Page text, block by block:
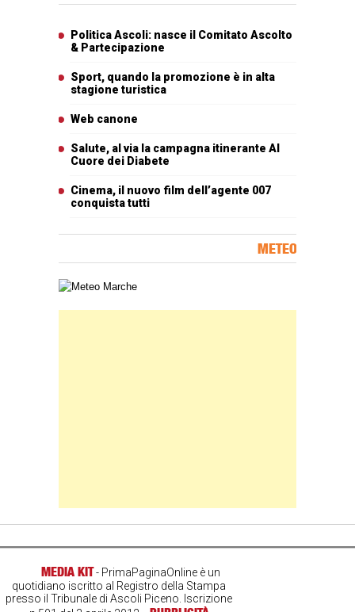
Politica Ascoli: nasce il Comitato Ascolto
& Partecipazione
Sport, quando la promozione è in alta
stagione turistica
Web canone
Salute, al via la campagna itinerante Al
Cuore dei Diabete
Cinema, il nuovo film dell’agente 007
conquista tutti
METEO
Carta meteorologica delle Marche
MEDIA KIT- PrimaPaginaOnline è un
quotidiano iscritto al Registro della Stampa
presso il Tribunale di Ascoli Piceno. Iscrizione